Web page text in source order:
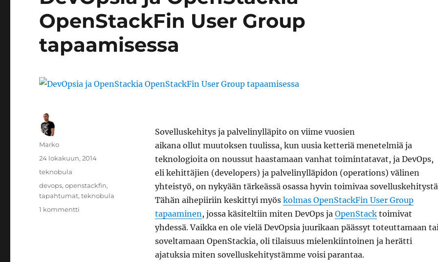
OpenStackFin User Group
tapaamisessa
Sovelluskehitys ja palvelinylläpito on viime vuosien
aikana ollut muutoksen tuulissa, kun uusia ketteriä menetelmiä ja
teknologioita on noussut haastamaan vanhat toimintatavat, ja DevOps,
eli kehittäjien (developers) ja palvelinylläpidon (operations) välinen
yhteistyö, on nykyään tärkeässä osassa hyvin toimivaa
Tähän aihepiiriin keskittyi myös kolmas OpenStackFin User Group
tapaaminen, jossa käsiteltiin miten DevOps ja OpenStacktoimivat
yhdessä. Vaikka en ole vielä DevOpsia juurikaan päässyt toteuttamaan
soveltamaan OpenStackia, oli tilaisuus mielenkiintoinen ja herätti
ajatuksia miten sovelluskehitystämme voisi parantaa.
Kirjoittaja
Marko
Julkaistu
24 lokakuun, 2014
Kategoriat
teknobula
Avainsanat
devops,openstackfin,
tapahtumat,teknobula
1 kommentti